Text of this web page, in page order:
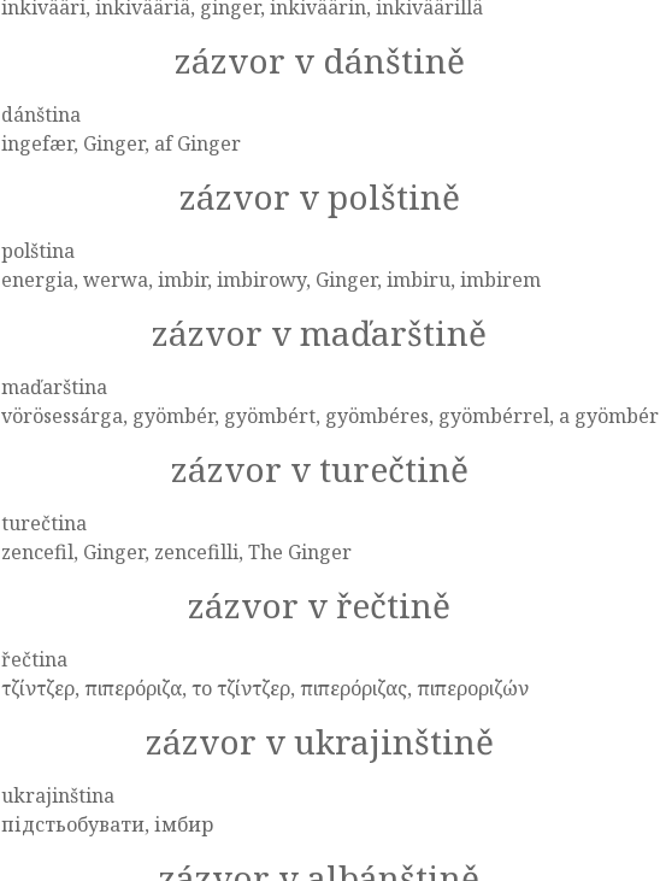
inkivääri, inkivääriä, ginger, inkiväärin, inkiväärillä
zázvor v dánštině
dánština
ingefær, Ginger, af Ginger
zázvor v polštině
polština
energia, werwa, imbir, imbirowy, Ginger, imbiru, imbirem
zázvor v maďarštině
maďarština
vörösessárga, gyömbér, gyömbért, gyömbéres, gyömbérrel, a gyömbér
zázvor v turečtině
turečtina
zencefil, Ginger, zencefilli, The Ginger
zázvor v řečtině
řečtina
τζίντζερ, πιπερόριζα, το τζίντζερ, πιπερόριζας, πιπεροριζών
zázvor v ukrajinštině
ukrajinština
підстьобувати, імбир